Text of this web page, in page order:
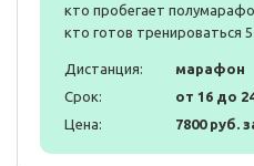
кто пробегает
кто готов тренироваться
Дистанция:
марафон
Срок:
от 16 до
Цена:
7800 руб.